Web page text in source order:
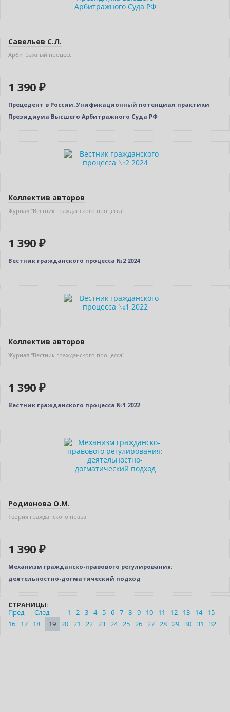
Савельев С.Л.
Арбитражный процесс
1 390 ₽
Прецедент в России. Унификационный потенциал практики
Президиума Высшего Арбитражного Суда РФ
Коллектив авторов
Журнал "Вестник гражданского процесса"
1 390 ₽
Вестник гражданского процесса №2 2024
Коллектив авторов
Журнал "Вестник гражданского процесса"
1 390 ₽
Вестник гражданского процесса №1 2022
Родионова О.М.
Теория гражданского права
1 390 ₽
Механизм гражданско-правового регулирования:
деятельностно-догматический подход
СТРАНИЦЫ:
Пред
| След 1 2 3 4 5 6 7 8 9 10 11 12 13 14
15
16
17 18 19 20 21 22 23 24 25 26 27 28 29 30 31 32